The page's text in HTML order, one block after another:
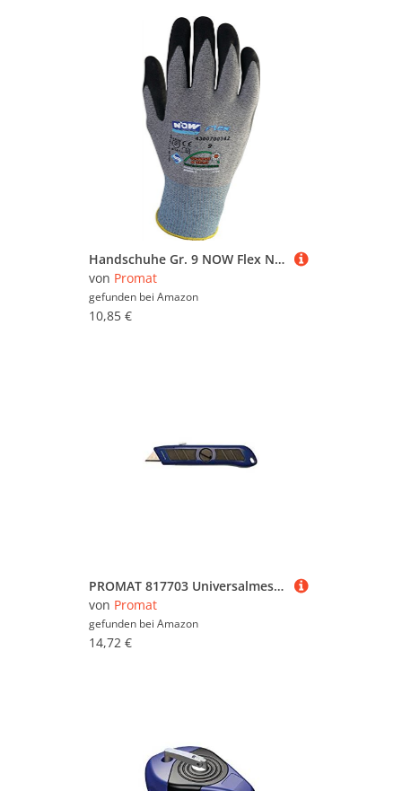
Garderoben und weitere Produkte von Promat.
Wollen Sie sich inspirieren lassen und stöbern,
oder suchen Sie etwas ganz bestimmtes?
Vielleicht finden Sie es in einer unserer
Möbelfachabteilungen, zum Beispiel im Bereich
Baumarktartikel von Promat, unter
oder in der Abteilung für
Gartenausstattung von Promat. Nutzen Sie auch
die Filter auf dieser Seite, um gezielt nach
Produkten in bestimmten Farben, Preisbereichen
oder nach reduzierten Möbeln zu suchen.
Stöbern Sie in aller Ruhe und lassen Sie sich
inspirieren - wir wünschen Ihnen viel Spaß dabei!
Handschuhe Gr. 9 NOW Flex Nylonstrickhan m. Nitrilbesch. schwarz ohne Noppen
von Promat
gefunden bei Amazon
10,85 €
PROMAT 817703 Universalmesser,
von Promat
gefunden bei Amazon
14,72 €